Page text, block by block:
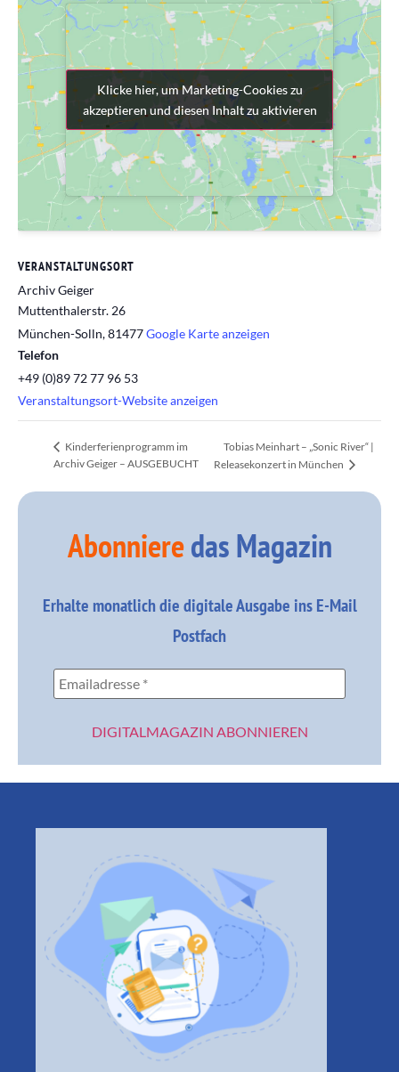
VERANSTALTUNGSORT
Archiv Geiger
Muttenthalerstr. 26
München-Solln,81477Google Karte anzeigen
Telefon
+49 (0)89 72 77 96 53
Veranstaltungsort-Website anzeigen
Klicke hier, um Marketing-Cookies zu
akzeptieren und diesen Inhalt zu aktivieren
Klicke hier, um Marketing-Cookies zu
akzeptieren und diesen Inhalt zu aktivieren
Kinderferienprogramm im
Archiv Geiger – AUSGEBUCHT
Tobias Meinhart – „Sonic River“ |
Releasekonzert in München
Abonnieredas Magazin
Erhalte monatlich die digitale Ausgabe ins E-Mail
Postfach